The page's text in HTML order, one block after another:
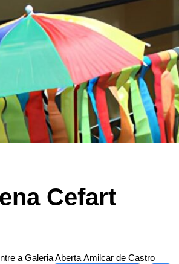
Cefart
a Galeria Aberta Amilcar de Castro